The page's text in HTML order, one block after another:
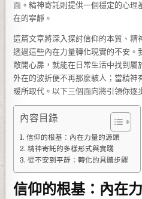
面。精神寄託則提供一個穩定的心理
在的寧靜。
這篇文章將深入探討信仰的本質、
透過這些內在力量轉化現實的不安。
敞開心扉，就能在日常生活中找到屬
外在的波折便不再那麼駭人；當精神
暖所取代。以下三個面向將引領你逐
內容目錄
信仰的根基：內在力量的源頭
精神寄託的多樣形式與實踐
從不安到平靜：轉化的具體步驟
信仰的根基：內在